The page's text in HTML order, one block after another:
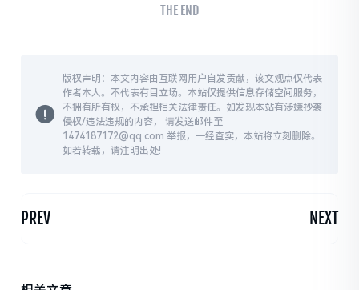
- THE END -
版权声明：本文内容由互联网用户自发贡献，该文观点仅代表
作者本人。不代表有目立场。本站仅提供信息存储空间服务，
不拥有所有权，不承担相关法律责任。如发现本站有涉嫌抄袭
侵权/违法违规的内容， 请发送邮件至
1474187172@qq.com 举报，一经查实，本站将立刻删除。
如若转载，请注明出处!
PREV NEXT